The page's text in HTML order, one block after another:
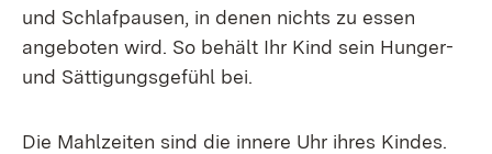
und Schlafpausen, in denen nichts zu essen
angeboten wird. So behält Ihr Kind sein Hunger-
und Sättigungsgefühl bei.
Die Mahlzeiten sind die innere Uhr ihres Kindes.